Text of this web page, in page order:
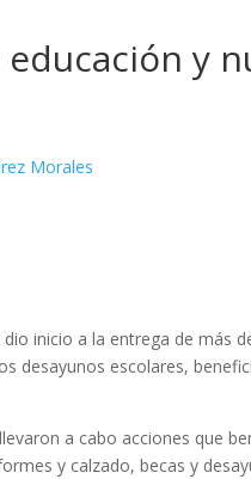
educación y
Morales
inicio a la entrega de más
desayunos escolares,
a cabo acciones que
y calzado, becas y